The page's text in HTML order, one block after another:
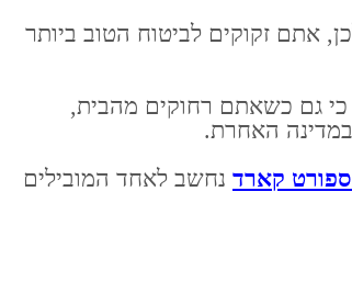
אתם זקוקים לביטוח הטוב ביותר
כי גם כשאתם רחוקים מהבית,
האחרת.
קארד נחשב לאחד המובילים